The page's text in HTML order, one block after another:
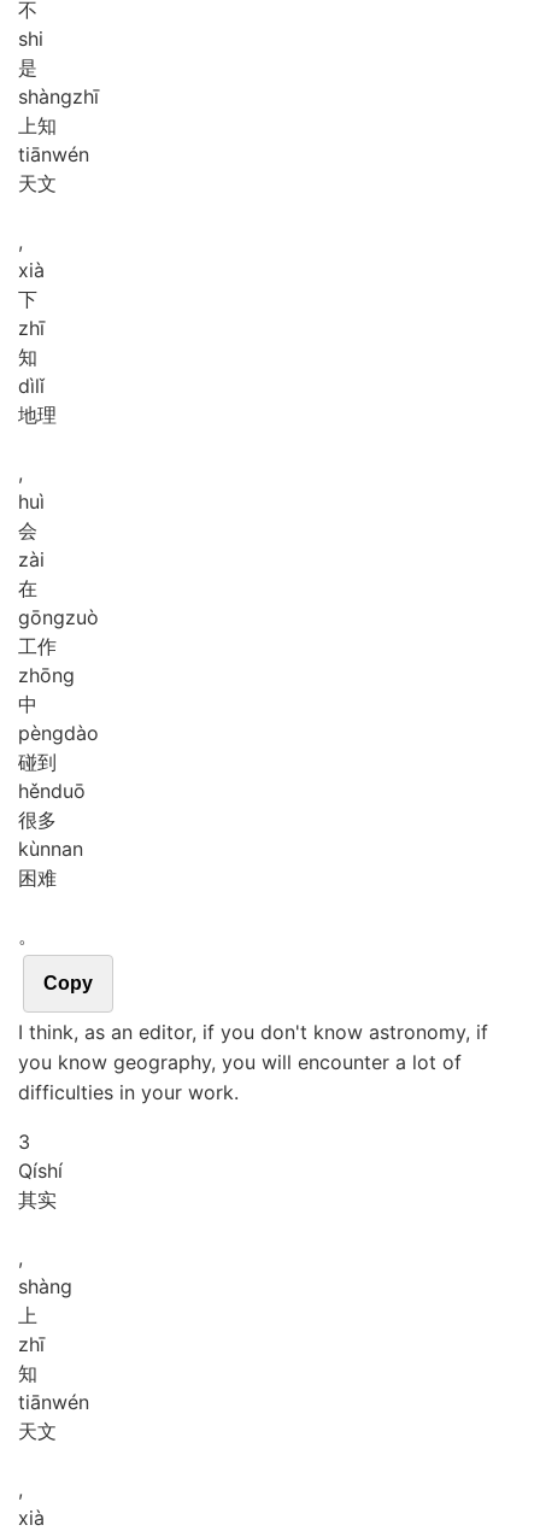
不
shi
是
shàngzhī
上知
tiānwén
天文
,
xià
下
zhī
知
dìlǐ
地理
,
huì
会
zài
在
gōngzuò
工作
zhōng
中
pèngdào
碰到
hěnduō
很多
kùnnan
困难
。
Copy
I think, as an editor, if you don't know astronomy, if
you know geography, you will encounter a lot of
difficulties in your work.
3
Qíshí
其实
,
shàng
上
zhī
知
tiānwén
天文
,
xià